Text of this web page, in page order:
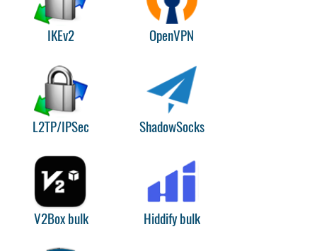
IKEv2 OpenVPN
L2TP/IPSec ShadowSocks
V2Box bulk Hiddify bulk